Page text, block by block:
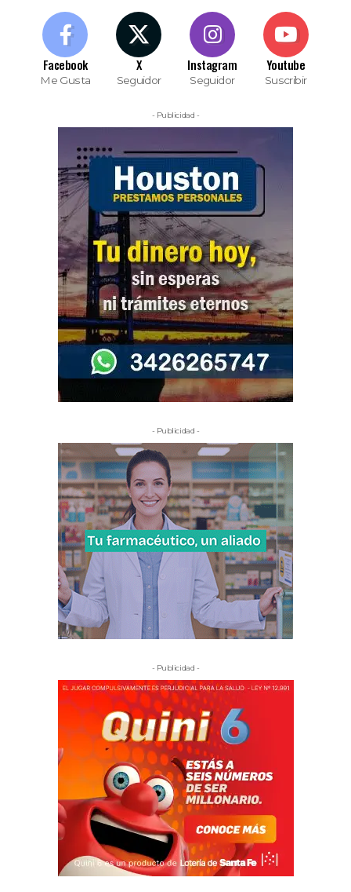
Facebook
Me Gusta
X
Seguidor
Instagram
Seguidor
Youtube
Suscribir
- Publicidad -
- Publicidad -
- Publicidad -